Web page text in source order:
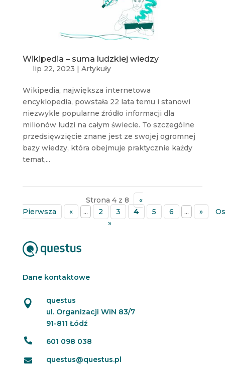
Wikipedia – suma ludzkiej wiedzy
lip 22, 2023 | Artykuły
Wikipedia, największa internetowa
encyklopedia, powstała 22 lata temu i stanowi
niezwykle popularne źródło informacji dla
milionów ludzi na całym świecie. To szczególne
przedsięwzięcie znane jest ze swojej ogromnej
bazy wiedzy, która obejmuje praktycznie każdy
temat,...
Strona 4 z 8
«
Pierwsza
« ... 2 3 4 5 6 ... »
»
Dane kontaktowe

questus
ul. Organizacji WiN 83/7
91-811 Łódź
 601 098 038
 questus@questus.pl